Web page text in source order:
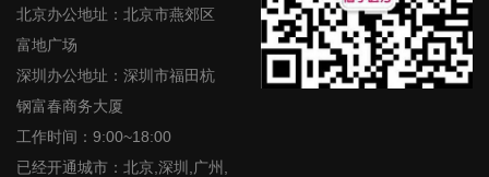
北京办公地址：北京市燕郊区
富地广场
深圳办公地址：深圳市福田杭
钢富春商务大厦
工作时间：9:00~18:00
已经开通城市：北京,深圳,广州,